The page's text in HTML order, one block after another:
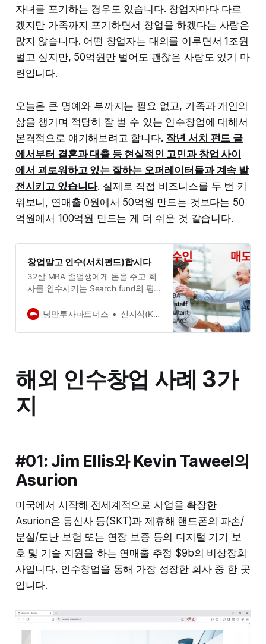
자녀를 포기하는 경우도 있습니다. 창업자마다 다르
겠지만 가족까지 포기하면서 창업을 하겠다는 사람은
많지 않습니다. 어떤 창업자는 대의를 이루면서 1조원
벌고 싶지만, 50억원만 벌어도 괜찮은 사람도 있기 마
련입니다.
오늘은 큰 명예와 부까지는 필요 없고, 가족과 개인의
삶을 챙기며 적당히 잘 벌 수 있는 인수창업에 대해서
본격적으로 얘기해보려고 합니다. 작년 서치 펀드 글
에서부터 결혼과 대출 등 현실적인 고민과 창업 사이
에서 괴로워하고 있는 잘하는 오퍼레이터들과 계속 발
전시키고 있습니다. 실제로 직접 비즈니스를 두 번 키
워보니, 연매출 0원에서 50억원 만드는 것보다는 50
억원에서 100억원 만드는 게 더 쉬운 것 같습니다.
창업말고 인수(서치펀드)합시다
32살 MBA 졸업생에게 돈을 주고 회
사를 인수시키는 Search fund의 평
0.5에서 시작하고 싶은 창업가 혹은
fund를 추천합니다.
낭만투자파트너스 신지식(Knowledge Shin)
해외 인수창업 사례 3가
지
#01: Jim Ellis와 Kevin Taweel의
Asurion
미국에서 시작해 전세계적으로 사업을 확장한
Asurion은 통신사 등(SKT)과 제휴해 핸드폰의 파손/
분실/도난 보험 또는 연장 보증 등의 디지털 기기 보
호 및 기술 지원을 하는 연매출 추정 $9b의 비상장회
사입니다. 인수창업을 통해 가장 성장한 회사 중 한 곳
입니다.